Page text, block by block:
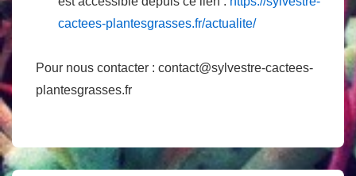
cactees-plantesgrasses.fr/actualite/
Pour nous contacter : contact@sylvestre-cactees-
plantesgrasses.fr